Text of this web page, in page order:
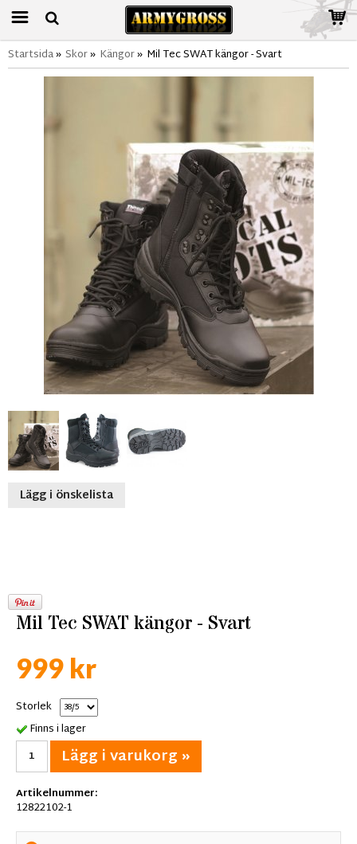
Startsida» Skor» Kängor» Mil Tec SWAT kängor - Svart
Lägg i önskelista
Mil Tec SWAT kängor - Svart
999 kr
Storlek
Finns i lager
Lägg i varukorg »
Artikelnummer:
12822102-1